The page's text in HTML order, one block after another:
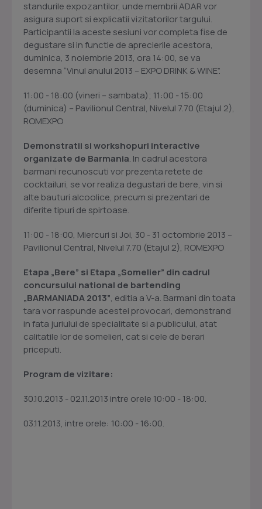
standurile expozantilor, unde membrii ADAR vor
asigura suport si explicatii vizitatorilor targului.
Participantii la aceste sesiuni vor completa fise de
degustare si in functie de aprecierile acestora,
duminica, 3 noiembrie 2013, ora 14:00, se va
desemna “Vinul anului 2013 – EXPO DRINK & WINE”.
11:00 - 18:00 (vineri – sambata); 11:00 - 15:00
(duminica) – Pavilionul Central, Nivelul 7.70 (Etajul 2),
ROMEXPO
Demonstratii si workshopuri interactive
organizate de Barmania. In cadrul acestora
barmani recunoscuti vor prezenta retete de
cocktailuri, se vor realiza degustari de bere, vin si
alte bauturi alcoolice, precum si prezentari de
diferite tipuri de spirtoase.
11:00 - 18:00, Miercuri si Joi, 30 - 31 octombrie 2013 –
Pavilionul Central, Nivelul 7.70 (Etajul 2), ROMEXPO
Etapa „Bere” si Etapa „Somelier” din cadrul
concursului national de bartending
„BARMANIADA 2013”, editia a V-a. Barmani din toata
tara vor raspunde acestei provocari, demonstrand
in fata juriului de specialitate si a publicului, atat
calitatile lor de somelieri, cat si cele de berari
priceputi.
Program de vizitare:
30.10.2013 - 02.11.2013 intre orele 10:00 - 18:00.
03.11.2013, intre orele: 10:00 - 16:00.